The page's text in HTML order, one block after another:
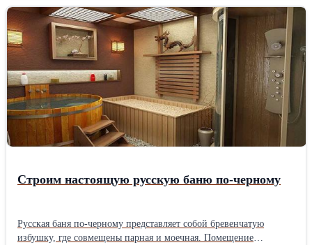
Строим настоящую русскую баню по-черному
Русская баня по-черному представляет собой бревенчатую
избушку, где совмещены парная и моечная. Помещение